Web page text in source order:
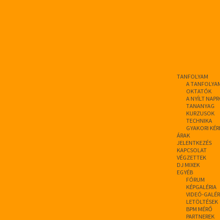
TANFOLYAM
A
OKTATÓK
A NYÍLT
TANANYAG
KURZUSOK
TECHNIKA
GYAKORI
ÁRAK
JELENTKEZÉS
KAPCSOLAT
VÉGZETTEK
DJ MIXEK
EGYÉB
FÓRUM
KÉPGALÉRIA
VIDEÓ-
LETÖLTÉSEK
BPM MÉRŐ
PARTNEREK